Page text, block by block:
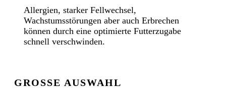
Allergien, starker Fellwechsel,
Wachstumsstörungen aber auch Erbrechen
können durch eine optimierte Futterzugabe
schnell verschwinden.
GROSSE AUSWAHL